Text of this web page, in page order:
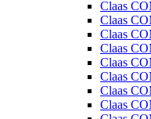
Claas
Claas
Claas
Claas
Claas
Claas
Claas
Claas